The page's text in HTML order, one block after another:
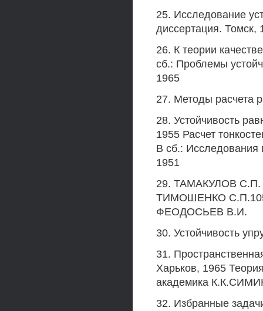
25. Исследование
диссертация. Томск,
26. К теории
сб.: Проблемы
1965
27. Методы расчета
28. Устойчивость
1955 Расчет
В сб.: Исследования
1951
29. ТАМАКУЛОВ
ТИМОШЕНКО
ФЕОДОСЬЕВ В.И.
30. Устойчивость
31.
Харьков, 1965
академика
32. Избранные